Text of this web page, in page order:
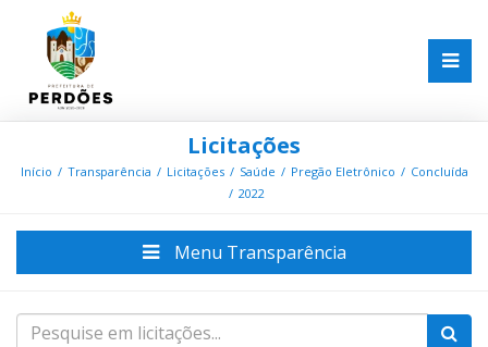
Licitações
Início Transparência Licitações Saúde Pregão Eletrônico
Concluída
2022
Menu Transparência